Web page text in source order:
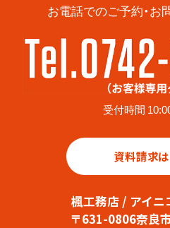
お電話でのご予約・お
受付時間
資料請求
楓工務店 / アイニ
〒631-0806奈良